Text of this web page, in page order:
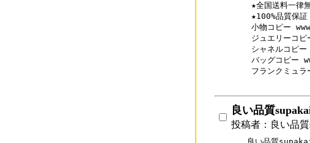
★全国送料一律
★100%品質保
小物コピー
ジュエリーコ
シャネルコピ
バッグコピー
フランクミュ
良い品質
投稿者：良い品質